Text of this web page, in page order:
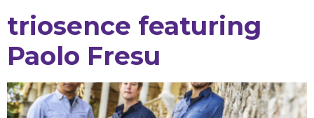
triosence featuring
Paolo Fresu